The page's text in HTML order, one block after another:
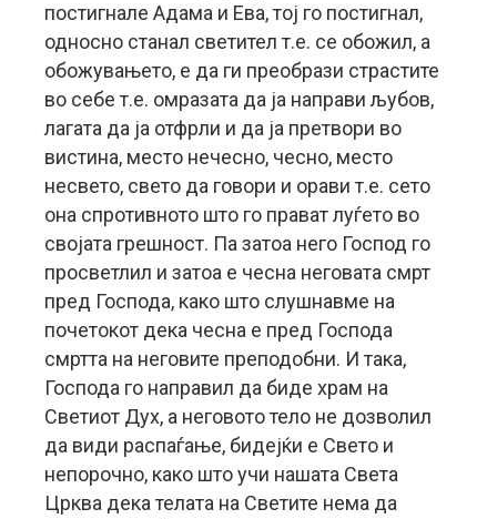
постигнале Адама и Ева, тој го постигнал,
односно станал светител т.е. се обожил, а
обожувањето, е да ги преобрази страстите
во себе т.е. омразата да ја направи љубов,
лагата да ја отфрли и да ја претвори во
вистина, место нечесно, чесно, место
несвето, свето да говори и орави т.е. сето
она спротивното што го прават луѓето во
својата грешност. Па затоа него Господ го
просветлил и затоа е чесна неговата смрт
пред Господа, како што слушнавме на
почетокот дека чесна е пред Господа
смртта на неговите преподобни. И така,
Господа го направил да биде храм на
Светиот Дух, а неговото тело не дозволил
да види распаѓање, бидејќи е Свето и
непорочно, како што учи нашата Света
Црква дека телата на Светите нема да